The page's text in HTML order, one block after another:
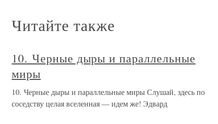
Читайте также
10. Черные дыры и параллельные
миры
10. Черные дыры и параллельные миры Слушай, здесь по
соседству целая вселенная — идем же! Эдвард